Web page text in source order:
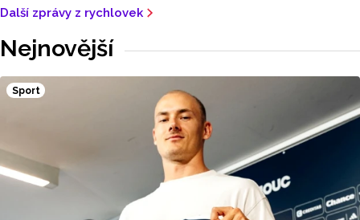
Další zprávy z rychlovek
Nejnovější
Sport